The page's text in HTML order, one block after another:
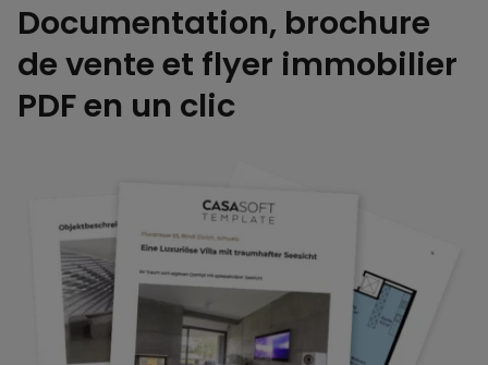
Documentation, brochure
de vente et flyer immobilier
PDF en un clic